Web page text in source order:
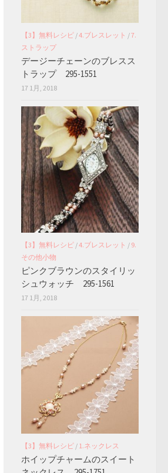
【3】無料レシピ /4.ブレスレット /7.
ストラップ
デージーチェーンのブレスス
トラップ 295-1551
17 1月, 2018
【3】無料レシピ /4.ブレスレット / 9.
その他小物
ピンクブラウンのスタイリッ
シュウォッチ 295-1561
17 1月, 2018
【3】無料レシピ / 1.ネックレス
ホイップチャームのスイート